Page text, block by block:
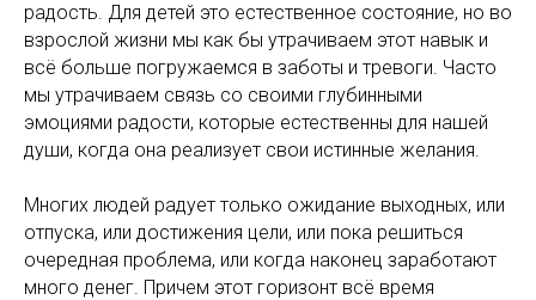
радость. Для детей это естественное состояние, но во
взрослой жизни мы как бы утрачиваем этот навык и
всё больше погружаемся в заботы и тревоги. Часто
мы утрачиваем связь со своими глубинными
эмоциями радости, которые естественны для нашей
души, когда она реализует свои истинные желания.
Многих людей радует только ожидание выходных, или
отпуска, или достижения цели, или пока решиться
очередная проблема, или когда наконец заработают
много денег. Причем этот горизонт всё время